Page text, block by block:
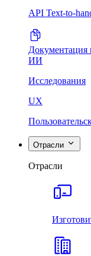
API Text-to-
Документация
ИИ
Исследования
UX
Отрасли
Отрасли